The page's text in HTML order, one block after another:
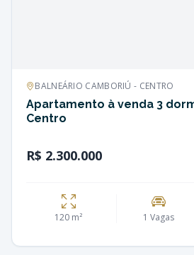
BALNEÁRIO CAMBORIÚ - CENTRO
Apartamento à venda 3
Centro
R$ 2.300.000
120 m² 1 Vagas